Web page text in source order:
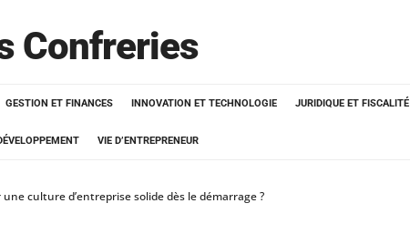
Confreries
GESTION ET FINANCES INNOVATION ET TECHNOLOGIE JURIDIQUE ET FISCALITÉ
VIE D’ENTREPRENEUR
culture d’entreprise solide dès le démarrage ?